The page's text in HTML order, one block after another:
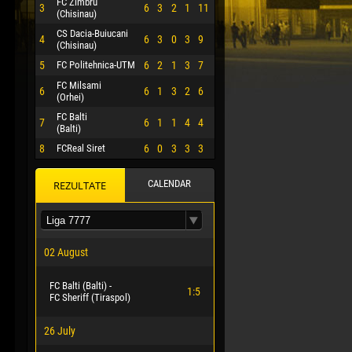
3
(Chisinau)
6 3 2 1 11
4
CS Dacia-Buiucani
(Chisinau)
6 3 0 3 9
5 FC Politehnica-UTM 6 2 1 3 7
6
FC Milsami
(Orhei)
6 1 3 2 6
7
FC Balti
(Balti)
6 1 1 4 4
8 FCReal Siret 6 0 3 3 3
REZULTATE CALENDAR
02 August
FC Balti (Balti) -
FC Sheriff (Tiraspol)
1:5
26 July